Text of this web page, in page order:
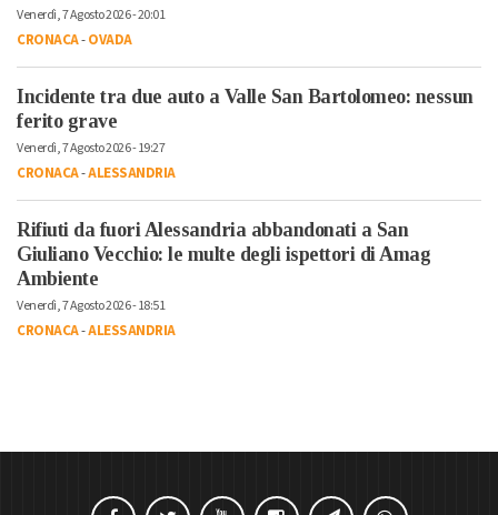
Venerdì, 7 Agosto 2026 - 20:01
CRONACA-OVADA
Incidente tra due auto a Valle San Bartolomeo: nessun
ferito grave
Venerdì, 7 Agosto 2026 - 19:27
CRONACA-ALESSANDRIA
Rifiuti da fuori Alessandria abbandonati a San
Giuliano Vecchio: le multe degli ispettori di Amag
Ambiente
Venerdì, 7 Agosto 2026 - 18:51
CRONACA-ALESSANDRIA